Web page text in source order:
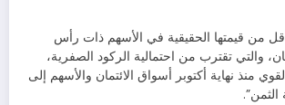
أقل من قيمتها الحقيقية في الأسهم ذات رأس
والتي تقترب من احتمالية الركود الصفرية،
منذ نهاية أكتوبر أسواق الائتمان والأسهم إلى